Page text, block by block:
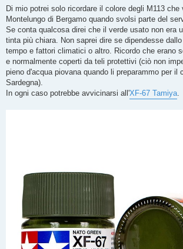
Di mio potrei solo ricordare il colore degli M113 che
Montelungo di Bergamo quando svolsi parte del
Se conta qualcosa direi che il verde usato non era
tinta più chiara. Non saprei dire se dipendesse
tempo e fattori climatici o altro. Ricordo che erano
e normalmente coperti da teli protettivi (ciò non
pieno d'acqua piovana quando li preparammo per il
Sardegna).
In ogni caso potrebbe avvicinarsi all'XF-67 Tamiya.